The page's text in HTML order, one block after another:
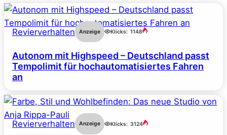
Revierverhalten Anzeige Klicks: 1148
Autonom mit Highspeed – Deutschland passt
Tempolimit für hochautomatisiertes Fahren
an
Revierverhalten Anzeige Klicks: 3124